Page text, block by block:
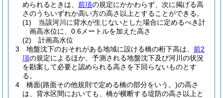
められるときは、 前項の規定にかかわらず、次に掲げる高
さのうちいずれか高い方の高さ以上とすることができる。
(1)
当該河川に背水が生じないとした場合に定めるべき計
画高水位に、0.6メートルを加えた高さ
(2)
計画高水位
3
地盤沈下のおそれがある地域に設ける橋の桁下高は、 前2
項の規定によるほか、予測される地盤沈下及び河川の状況
を勘案して必要と認められる高さを下回らないものとす
る。
4
橋面(路面その他規則で定める橋の部分をいう。)の高さ
は、背水区間においても、橋が横断する堤防の高さ以上と